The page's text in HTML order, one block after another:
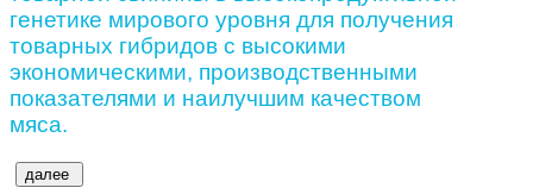
генетике мирового уровня для получения
товарных гибридов с высокими
экономическими, производственными
показателями и наилучшим качеством
мяса.
далее